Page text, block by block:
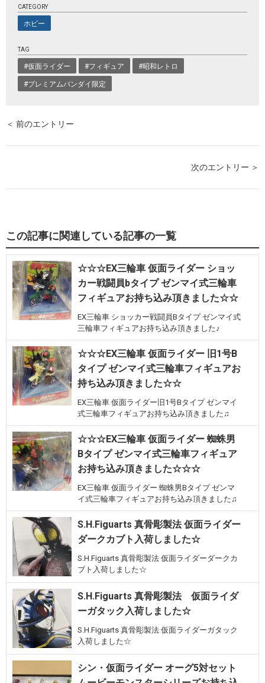
CATEGORY
ホビー
TAG
#仮面ライダー #フィギュア #昭和レトロ
#プレミアムバンダイ限定
＜ 前のエントリー
次のエントリー ＞
この記事に関連している記事の一覧
☆☆☆EX三輪車 仮面ライダー ショッ
カー戦闘員bタイプ ゼンマイ式三輪車
フィギュアお持ち込み頂きました☆☆
EX三輪車 ショッカー戦闘員Bタイプ ゼンマイ式
三輪車フィギュアお持ち込み頂きました♪
☆☆☆EX三輪車 仮面ライダー 旧1号B
タイプ ゼンマイ式三輪車フィギュアお
持ち込み頂きました☆☆
EX三輪車 仮面ライダー旧1号Bタイプ ゼンマイ
式三輪車フィギュアお持ち込み頂きました♫
☆☆☆EX三輪車 仮面ライダー 蜘蛛男
Bタイプ ゼンマイ式三輪車フィギュア
お持ち込み頂きました☆☆☆
EX三輪車 仮面ライダー 蜘蛛男Bタイプ ゼンマ
イ式三輪車フィギュアお持ち込み頂きました♫
S.H.Figuarts 真骨彫製法 仮面ライダー
ダークカブト入荷しました☆
S.H.Figuarts 真骨彫製法 仮面ライダーダークカ
ブト入荷しました☆
S.H.Figuarts 真骨彫製法 仮面ライダ
ーガタック入荷しました☆
S.H.Figuarts 真骨彫製法 仮面ライダーガタック
入荷しました☆
シン・仮面ライダー オーグ5対セット